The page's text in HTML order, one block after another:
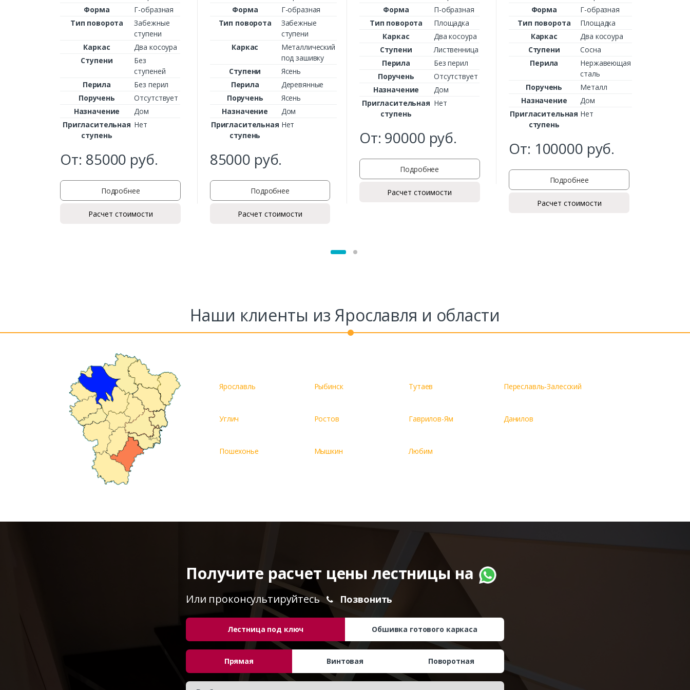
Заказать
Ваше имя*
Комментарий к заказу
Форма
Г-образная
Тип поворота
Забежные
ступени
Каркас
Два косоура
Ступени
Без
ступеней
Перила
Без перил
Поручень
Отсутствует
Назначение
Дом
Пригласительная
ступень
Нет
От: 85000 руб.
Подробнее
Расчет стоимости
Форма
Г-образная
Тип поворота
Забежные
ступени
Каркас
Металлический
под зашивку
Ступени
Ясень
Перила
Деревянные
Поручень
Ясень
Назначение
Дом
Пригласительная
ступень
Нет
85000 руб.
Подробнее
Расчет стоимости
Форма
П-образная
Тип поворота
Площадка
Каркас
Два косоура
Ступени
Лиственница
Перила
Без перил
Поручень
Отсутствует
Назначение
Дом
Пригласительная
ступень
Нет
От: 90000 руб.
Подробнее
Расчет стоимости
Форма
Г-образная
Тип поворота
Площадка
Каркас
Два косоура
Ступени
Сосна
Перила
Нержавеющая
сталь
Поручень
Металл
Назначение
Дом
Пригласительная
ступень
Нет
От: 100000 руб.
Подробнее
Расчет стоимости
Наши клиенты из Ярославля и области
Ярославль Рыбинск Тутаев Переславль-Залесский
Углич Ростов Гаврилов-Ям Данилов
Пошехонье Мышкин Любим
Получите расчет цены лестницы на
Или проконсультируйтесь Позвонить
Лестница под ключ Обшивка готового каркаса
Прямая Винтовая Поворотная